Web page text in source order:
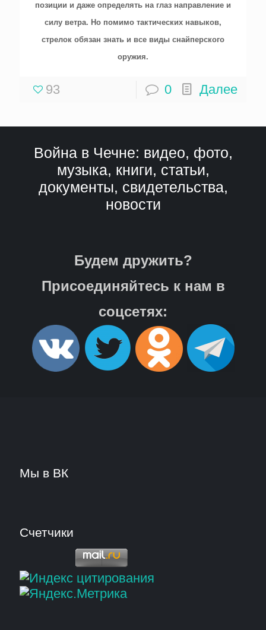
позиции и даже определять на глаз направление и
силу ветра. Но помимо тактических навыков,
стрелок обязан знать и все виды снайперского
оружия.
93 0 Далее
Война в Чечне: видео, фото,
музыка, книги, статьи,
документы, свидетельства,
новости
Будем дружить?
Присоединяйтесь к нам в
соцсетях:
Мы в ВК
Счетчики